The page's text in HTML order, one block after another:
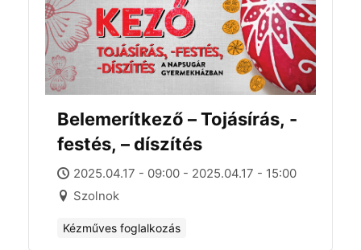
Belemerítkező – Tojásírás, -
festés, – díszítés
2025.04.17 - 09:00 - 2025.04.17 - 15:00
Szolnok
Kézműves foglalkozás